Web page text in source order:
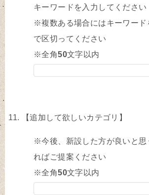
キーワードを入力してください
※複数ある場合にはキーワード
で区切ってください
※全角50文字以内
【追加して欲しいカテゴリ】
※今後、新設した方が良いと思
ればご提案ください
※全角50文字以内